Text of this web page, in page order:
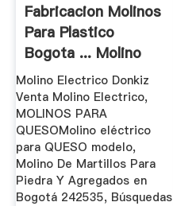
Fabricacion Molinos
Para Plastico
Bogota ... Molino
De Bola
Molino Electrico Donkiz
Venta Molino Electrico,
MOLINOS PARA
QUESOMolino eléctrico
para QUESO modelo,
Molino De Martillos Para
Piedra Y Agregados en
Bogotá 242535, Búsquedas